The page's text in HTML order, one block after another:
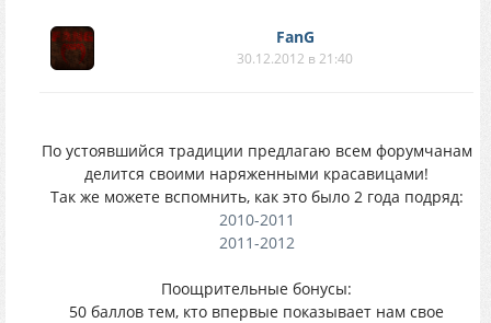
FanG
30.12.2012 в 21:40
По устоявшийся традиции предлагаю всем форумчанам
делится своими наряженными красавицами!
Так же можете вспомнить, как это было 2 года подряд:
2010-2011
2011-2012
Поощрительные бонусы:
50 баллов тем, кто впервые показывает нам свое